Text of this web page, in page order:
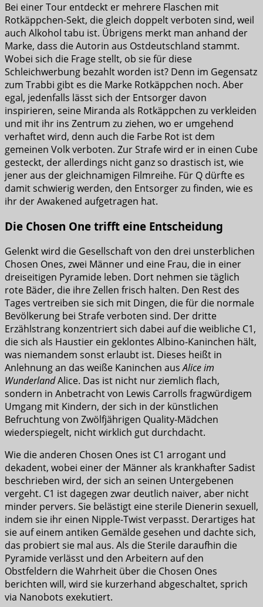
Bei einer Tour entdeckt er mehrere Flaschen mit
Rotkäppchen-Sekt, die gleich doppelt verboten sind, weil
auch Alkohol tabu ist. Übrigens merkt man anhand der
Marke, dass die Autorin aus Ostdeutschland stammt.
Wobei sich die Frage stellt, ob sie für diese
Schleichwerbung bezahlt worden ist? Denn im Gegensatz
zum Trabbi gibt es die Marke Rotkäppchen noch. Aber
egal, jedenfalls lässt sich der Entsorger davon
inspirieren, seine Miranda als Rotkäppchen zu verkleiden
und mit ihr ins Zentrum zu ziehen, wo er umgehend
verhaftet wird, denn auch die Farbe Rot ist dem
gemeinen Volk verboten. Zur Strafe wird er in einen Cube
gesteckt, der allerdings nicht ganz so drastisch ist, wie
jener aus der gleichnamigen Filmreihe. Für Q dürfte es
damit schwierig werden, den Entsorger zu finden, wie es
ihr der Awakened aufgetragen hat.
Die Chosen One trifft eine Entscheidung
Gelenkt wird die Gesellschaft von den drei unsterblichen
Chosen Ones, zwei Männer und eine Frau, die in einer
dreiseitigen Pyramide leben. Dort nehmen sie täglich
rote Bäder, die ihre Zellen frisch halten. Den Rest des
Tages vertreiben sie sich mit Dingen, die für die normale
Bevölkerung bei Strafe verboten sind. Der dritte
Erzählstrang konzentriert sich dabei auf die weibliche C1,
die sich als Haustier ein geklontes Albino-Kaninchen hält,
was niemandem sonst erlaubt ist. Dieses heißt in
Anlehnung an das weiße Kaninchen ausAlice im
WunderlandAlice. Das ist nicht nur ziemlich flach,
sondern in Anbetracht von Lewis Carrolls fragwürdigem
Umgang mit Kindern, der sich in der künstlichen
Befruchtung von Zwölfjährigen Quality-Mädchen
wiederspiegelt, nicht wirklich gut durchdacht.
Wie die anderen Chosen Ones ist C1 arrogant und
dekadent, wobei einer der Männer als krankhafter Sadist
beschrieben wird, der sich an seinen Untergebenen
vergeht. C1 ist dagegen zwar deutlich naiver, aber nicht
minder pervers. Sie belästigt eine sterile Dienerin sexuell,
indem sie ihr einen Nipple-Twist verpasst. Derartiges hat
sie auf einem antiken Gemälde gesehen und dachte sich,
das probiert sie mal aus. Als die Sterile daraufhin die
Pyramide verlässt und den Arbeitern auf den
Obstfeldern die Wahrheit über die Chosen Ones
berichten will, wird sie kurzerhand abgeschaltet, sprich
via Nanobots exekutiert.